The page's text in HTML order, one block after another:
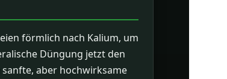
förmlich nach Kalium, um
Düngung jetzt den
aber hochwirksame